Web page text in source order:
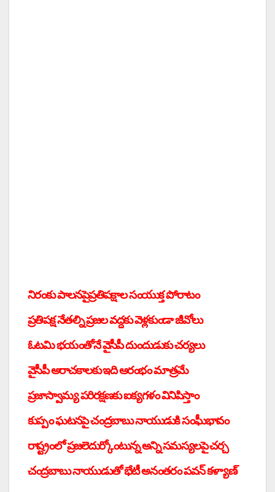
నిరంకు పాలనపైప్రతిపక్షాల సంయుక్త పోరాటం
ప్రతిపక్ష నేతల్ని ప్రజల వద్దకు వెళ్లకుండా జీవోలు
ఓటమి భయంతోనే వైసీపీ దుందుడుకు చర్యలు
వైసీపీ అరాచకాలకు ఇది ఆరంభం మాత్రమే
ప్రజాస్వామ్య పరిరక్షణకు ఐక్యగళం వినిపిస్తాం
కుప్పం ఘటనపై చంద్రబాబు నాయుడుకి సంఘీభావం
రాష్ట్రంలో ప్రజలెదుర్కోంటున్న అన్ని సమస్యలపై చర్చ
చంద్రబాబు నాయుడుతో భేటీ అనంతరం పవన్ కళ్యాణ్